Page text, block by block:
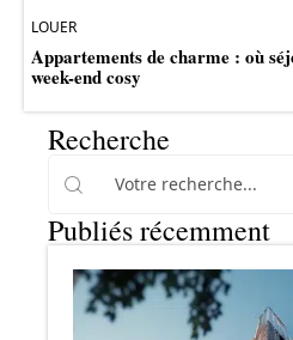
LOUER
Appartements de charme : où
week-end cosy
Recherche
Publiés récemment